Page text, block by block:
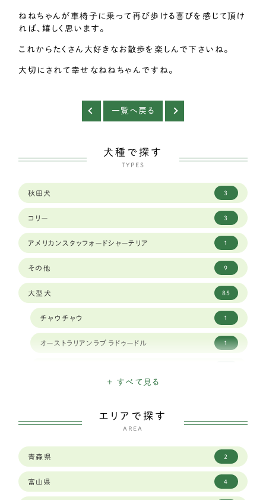
ねねちゃんが車椅子に乗って再び歩ける喜びを感じて頂け
れば、嬉しく思います。
これからたくさん大好きなお散歩を楽しんで下さいね。
大切にされて幸せなねねちゃんですね。
一覧へ戻る
犬種で探す
TYPES
秋田犬 3
コリー 3
アメリカンスタッフォードシャーテリア 1
その他 9
大型犬 85
チャウチャウ 1
オーストラリアンラブラドゥードル 1
スタンダードプードル
ボーダーコリー 23
セントバーナード 2
+ すべて見る
エリアで探す
AREA
青森県 2
富山県 4